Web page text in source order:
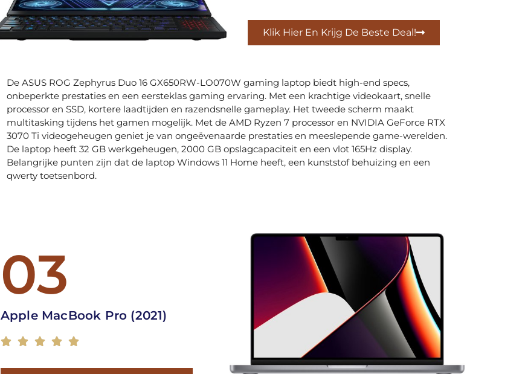
Klik Hier En Krijg De Beste Deal!
De ASUS ROG Zephyrus Duo 16 GX650RW-LO070W gaming laptop biedt high-end specs,
onbeperkte prestaties en een eersteklas gaming ervaring. Met een krachtige videokaart, snelle
processor en SSD, kortere laadtijden en razendsnelle gameplay. Het tweede scherm maakt
multitasking tijdens het gamen mogelijk. Met de AMD Ryzen 7 processor en NVIDIA GeForce RTX
3070 Ti videogeheugen geniet je van ongeëvenaarde prestaties en meeslepende game-werelden.
De laptop heeft 32 GB werkgeheugen, 2000 GB opslagcapaciteit en een vlot 165Hz display.
Belangrijke punten zijn dat de laptop Windows 11 Home heeft, een kunststof behuizing en een
qwerty toetsenbord.
03
Apple MacBook Pro (2021)
    